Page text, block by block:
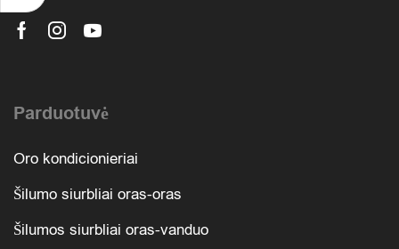
Parduotuvė
Oro kondicionieriai
Šilumo siurbliai oras-oras
Šilumos siurbliai oras-vanduo